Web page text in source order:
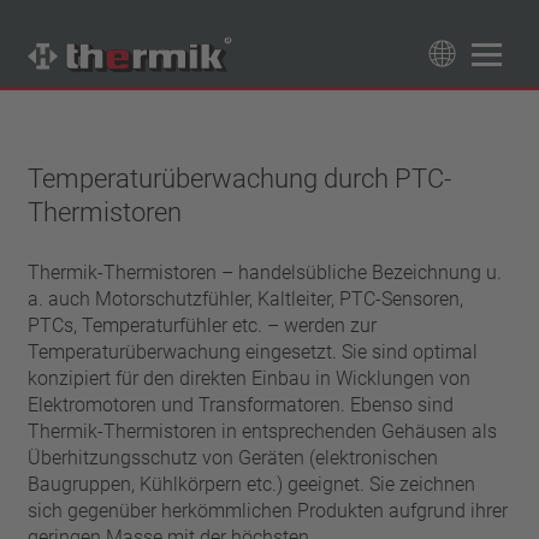
Schaltertyp
Schließer
Temperaturbereich
Standard Temperatur (60 – 200 °C)
Hochtemperatur (205 – 250 °C)
Leistungsklasse
1,6 A – 7,5 A
4 A – 25 A
13,5 A – 42 A
25 A – 75 A
Rückstellung
automatisch rückstellend
selbsthaltend (nicht automatisch rückstellend)
Isolierung
mit Isolierung
ohne Isolierung
Litze
Approbationen
Temperaturüberwachung durch PTC-
Thermistoren
Thermik-Thermistoren – handelsübliche Bezeichnung u.
a. auch Motorschutzfühler, Kaltleiter, PTC-Sensoren,
PTCs, Temperaturfühler etc. – werden zur
Temperaturüberwachung eingesetzt. Sie sind optimal
konzipiert für den direkten Einbau in Wicklungen von
Elektromotoren und Transformatoren. Ebenso sind
Thermik-Thermistoren in entsprechenden Gehäusen als
Überhitzungsschutz von Geräten (elektronischen
Baugruppen, Kühlkörpern etc.) geeignet. Sie zeichnen
sich gegenüber herkömmlichen Produkten aufgrund ihrer